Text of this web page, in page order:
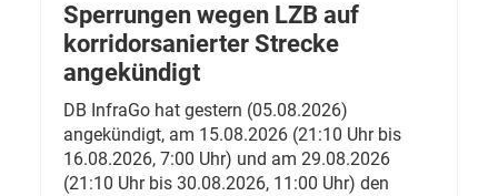
Sperrungen wegen LZB auf
korridorsanierter Strecke
angekündigt
DB InfraGo hat gestern (05.08.2026)
angekündigt, am 15.08.2026 (21:10 Uhr bis
16.08.2026, 7:00 Uhr) und am 29.08.2026
(21:10 Uhr bis 30.08.2026, 11:00 Uhr) den